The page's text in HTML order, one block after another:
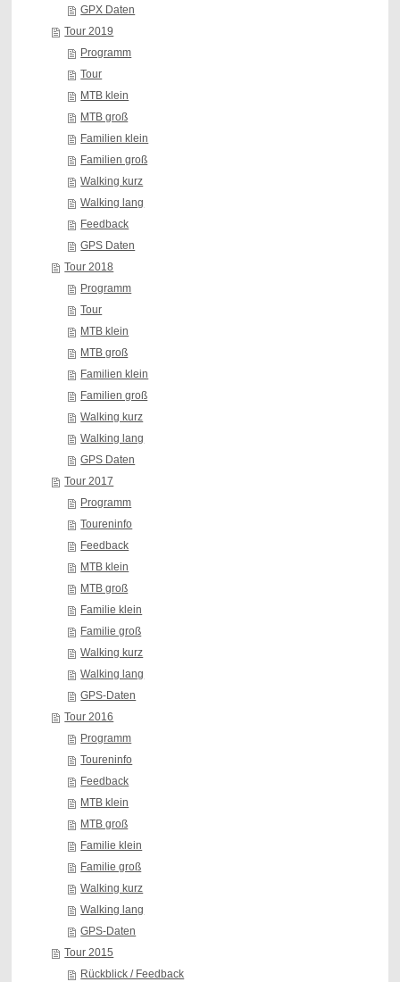
GPX Daten
Tour 2019
Programm
Tour
MTB klein
MTB groß
Familien klein
Familien groß
Walking kurz
Walking lang
Feedback
GPS Daten
Tour 2018
Programm
Tour
MTB klein
MTB groß
Familien klein
Familien groß
Walking kurz
Walking lang
GPS Daten
Tour 2017
Programm
Toureninfo
Feedback
MTB klein
MTB groß
Familie klein
Familie groß
Walking kurz
Walking lang
GPS-Daten
Tour 2016
Programm
Toureninfo
Feedback
MTB klein
MTB groß
Familie klein
Familie groß
Walking kurz
Walking lang
GPS-Daten
Tour 2015
Rückblick / Feedback